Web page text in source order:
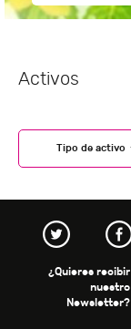
Activos
Tipo de activo
¿Quieres recibir
nuestro
Newsletter?